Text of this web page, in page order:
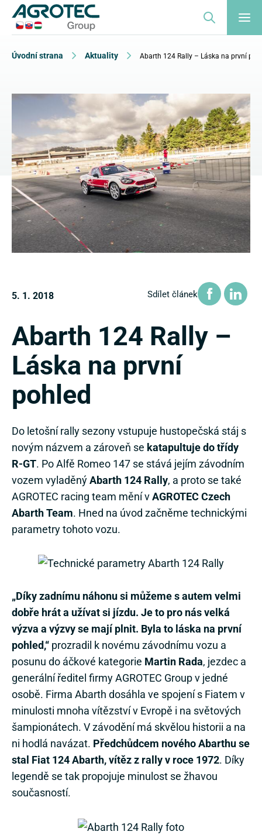
Úvodní strana Aktuality Abarth 124 Rally – Láska na první
5. 1. 2018 Sdílet článek
Abarth 124 Rally –
Láska na první
pohled
Do letošní rally sezony vstupuje hustopečská stáj s
novým názvem a zároveň se katapultuje do třídy
R-GT. Po Alfě Romeo 147 se stává jejím závodním
vozem vyladěnýAbarth 124 Rally, a proto se také
AGROTEC racing team mění vAGROTEC Czech
Abarth Team. Hned na úvod začněme technickými
parametry tohoto vozu.
„Díky zadnímu náhonu si můžeme s autem velmi
dobře hrát a užívat si jízdu. Je to pro nás velká
výzva a výzvy se mají plnit. Byla to láska na první
pohled,“ prozradil k novému závodnímu vozu a
posunu do áčkové kategorie Martin Rada, jezdec a
generální ředitel firmy AGROTEC Group v jedné
osobě. Firma Abarth dosáhla ve spojení s Fiatem v
minulosti mnoha vítězství v Evropě i na světových
šampionátech. V závodění má skvělou historii a na
ni hodlá navázat. Předchůdcem nového Abarthu se
stal Fiat 124 Abarth, vítěz z rally v roce 1972. Díky
legendě se tak propojuje minulost se žhavou
současností.